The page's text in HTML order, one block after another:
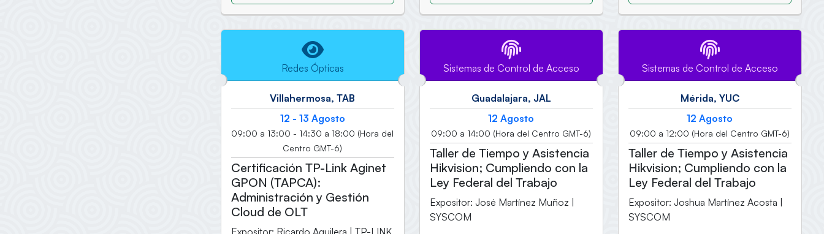
Redes Ópticas
Villahermosa, TAB
12 - 13 Agosto
09:00 a 13:00 - 14:30 a 18:00 (Hora del
Centro GMT-6)
Certificación TP-Link Aginet
GPON (TAPCA):
Administración y Gestión
Cloud de OLT
Expositor: Ricardo Aguilera | TP-LINK
Sistemas de Control de Acceso
Guadalajara, JAL
12 Agosto
09:00 a 14:00 (Hora del Centro GMT-6)
Taller de Tiempo y Asistencia
Hikvision; Cumpliendo con la
Ley Federal del Trabajo
Expositor: José Martínez Muñoz |
SYSCOM
Sistemas de Control de Acceso
Mérida, YUC
12 Agosto
09:00 a 12:00 (Hora del Centro GMT-6)
Taller de Tiempo y Asistencia
Hikvision; Cumpliendo con la
Ley Federal del Trabajo
Expositor: Joshua Martínez Acosta |
SYSCOM